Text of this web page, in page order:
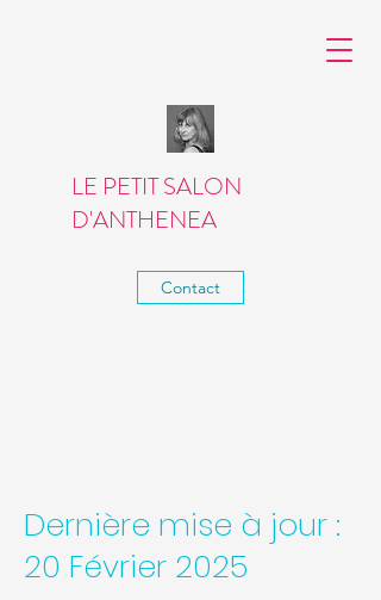
LE PETIT SALON
D'ANTHENEA
Contact
Dernière mise à jour :
20 Février 2025